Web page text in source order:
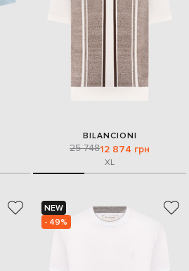
BILANCIONI
25 74812 874 грн
XL
NEW
- 49%